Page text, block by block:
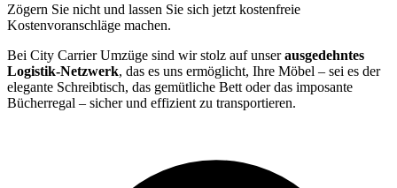
Zögern Sie nicht und lassen Sie sich jetzt kostenfreie
Kostenvoranschläge machen.
Bei City Carrier Umzüge sind wir stolz auf unserausgedehntes
Logistik-Netzwerk, das es uns ermöglicht, Ihre Möbel – sei es der
elegante Schreibtisch, das gemütliche Bett oder das imposante
Bücherregal – sicher und effizient zu transportieren.